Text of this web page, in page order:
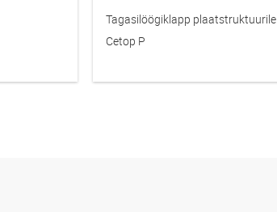
Tagasilöögiklapp plaatstruktuurile
Cetop P